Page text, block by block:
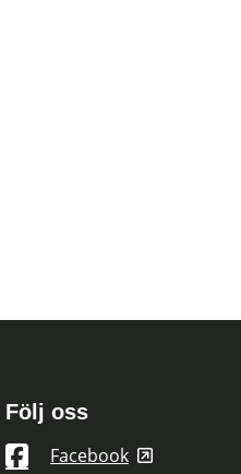
Följ oss
Facebook